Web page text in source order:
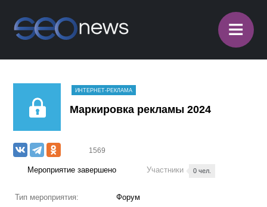
≡
ИНТЕРНЕТ-РЕКЛАМА
Маркировка рекламы 2024
1569
Мероприятие завершено Участники 0 чел.
Тип мероприятия:
Форум